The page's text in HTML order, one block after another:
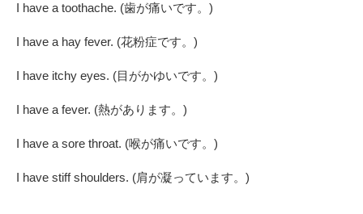
I have a toothache. (歯が痛いです。)
I have a hay fever. (花粉症です。)
I have itchy eyes. (目がかゆいです。)
I have a fever. (熱があります。)
I have a sore throat. (喉が痛いです。)
I have stiff shoulders. (肩が凝っています。)